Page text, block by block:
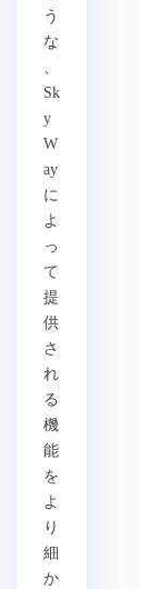
う
な
、
Sk
y
W
ay
に
よ
っ
て
提
供
さ
れ
る
機
能
を
よ
り
細
か